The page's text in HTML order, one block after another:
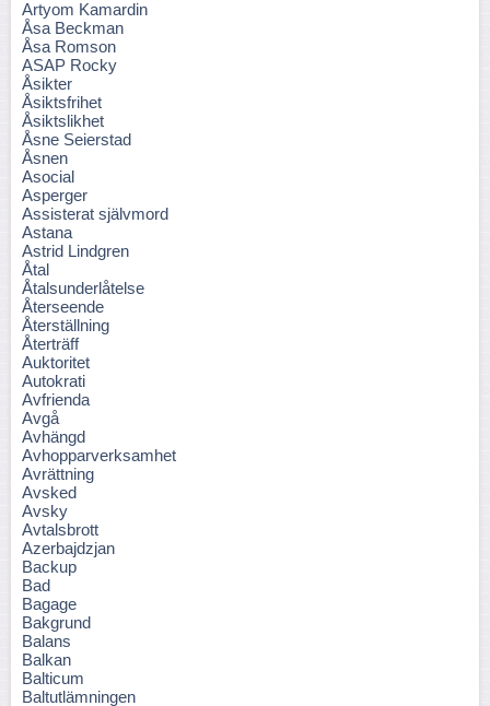
Artyom Kamardin
Åsa Beckman
Åsa Romson
ASAP Rocky
Åsikter
Åsiktsfrihet
Åsiktslikhet
Åsne Seierstad
Åsnen
Asocial
Asperger
Assisterat självmord
Astana
Astrid Lindgren
Åtal
Åtalsunderlåtelse
Återseende
Återställning
Återträff
Auktoritet
Autokrati
Avfrienda
Avgå
Avhängd
Avhopparverksamhet
Avrättning
Avsked
Avsky
Avtalsbrott
Azerbajdzjan
Backup
Bad
Bagage
Bakgrund
Balans
Balkan
Balticum
Baltutlämningen